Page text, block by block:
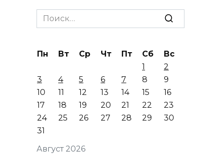
Search
for:
Август 2026
Пн Вт Ср Чт Пт Сб
Вс
1
2
3
4 5 6 7 8
9
10
11 12 13 14 15
16
17
18 19 20 21 22
23
24
25 26 27 28 29
30
31